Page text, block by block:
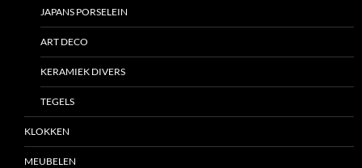
JAPANS PORSELEIN
ART DECO
KERAMIEK DIVERS
TEGELS
KLOKKEN
MEUBELEN